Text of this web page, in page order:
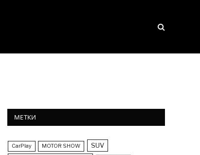
МЕТКИ
CarPlay MOTOR SHOW
SUV